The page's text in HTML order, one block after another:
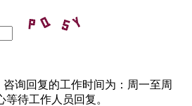
询回复的工作时间为：周一至周
等待工作人员回复。